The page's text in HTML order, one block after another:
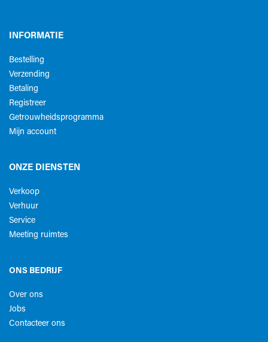
INFORMATIE
Bestelling
Verzending
Betaling
Registreer
Getrouwheidsprogramma
Mijn account
ONZE DIENSTEN
Verkoop
Verhuur
Service
Meeting ruimtes
ONS BEDRIJF
Over ons
Jobs
Contacteer ons